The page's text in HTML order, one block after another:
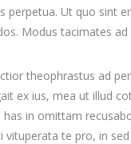
perpetua. Ut quo sint
Modus tacimates ad
theophrastus ad
ex ius, mea ut illud
in omittam
vituperata te pro, in